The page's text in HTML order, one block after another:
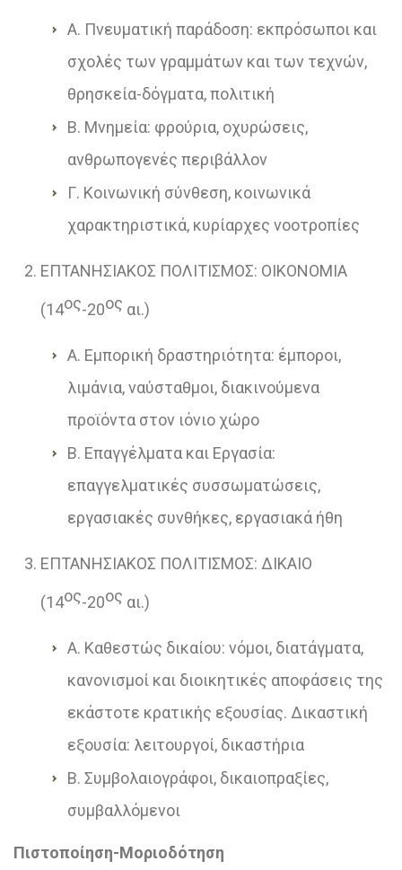
Α. Πνευματική παράδοση: εκπρόσωποι και
σχολές των γραμμάτων και των τεχνών,
θρησκεία-δόγματα, πολιτική
Β. Μνημεία: φρούρια, οχυρώσεις,
ανθρωπογενές περιβάλλον
Γ. Κοινωνική σύνθεση, κοινωνικά
χαρακτηριστικά, κυρίαρχες νοοτροπίες
ΕΠΤΑΝΗΣΙΑΚΟΣ ΠΟΛΙΤΙΣΜΟΣ: ΟΙΚΟΝΟΜΙΑ
(14ος-20ος αι.)
Α. Εμπορική δραστηριότητα: έμποροι,
λιμάνια, ναύσταθμοι, διακινούμενα
προϊόντα στον ιόνιο χώρο
Β. Επαγγέλματα και Εργασία:
επαγγελματικές συσσωματώσεις,
εργασιακές συνθήκες, εργασιακά ήθη
ΕΠΤΑΝΗΣΙΑΚΟΣ ΠΟΛΙΤΙΣΜΟΣ: ΔΙΚΑΙΟ
(14ος-20ος αι.)
Α. Καθεστώς δικαίου: νόμοι, διατάγματα,
κανονισμοί και διοικητικές αποφάσεις της
εκάστοτε κρατικής εξουσίας. Δικαστική
εξουσία: λειτουργοί, δικαστήρια
Β. Συμβολαιογράφοι, δικαιοπραξίες,
συμβαλλόμενοι
Πιστοποίηση-Μοριοδότηση